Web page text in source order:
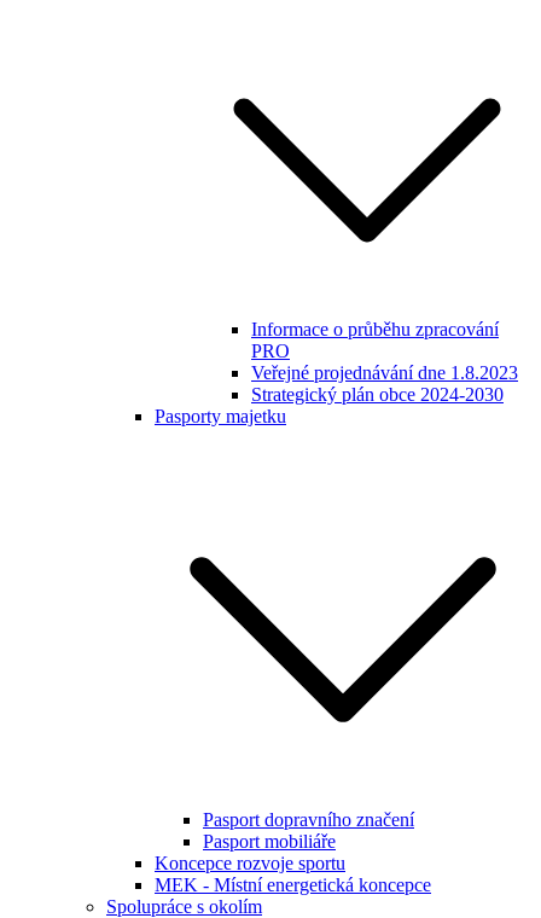
Informace o průběhu zpracování
PRO
Veřejné projednávání dne 1.8.2023
Strategický plán obce 2024-2030
Pasporty majetku
Pasport dopravního značení
Pasport mobiliáře
Koncepce rozvoje sportu
MEK - Místní energetická koncepce
Spolupráce s okolím